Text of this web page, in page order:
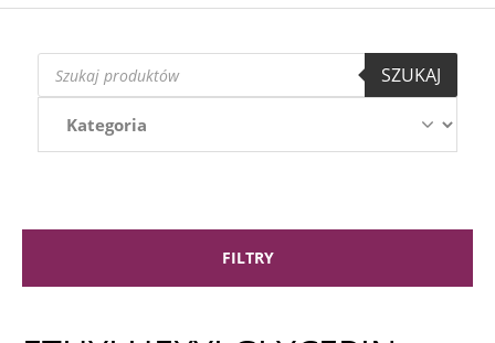
Wyszukiwarka
produktów
SZUKAJ
FILTRY